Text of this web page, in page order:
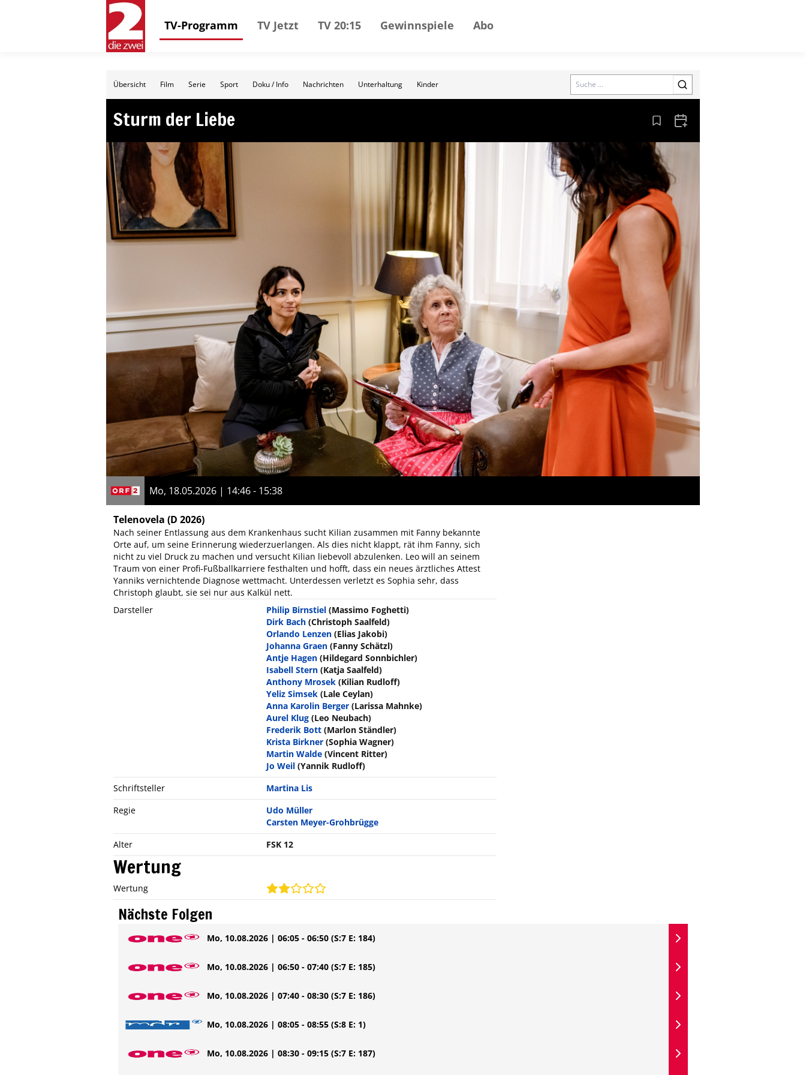
TV-Programm TV Jetzt TV 20:15 Gewinnspiele Abo
Übersicht Film Serie Sport Doku / Info Nachrichten Unterhaltung Kinder Search
Sturm der Liebe Aus den Lesezeichen entfernen
Zum Kalender hinzufügen
Mo, 18.05.2026 | 14:46 - 15:38
Telenovela (D 2026)
Nach seiner Entlassung aus dem Krankenhaus sucht Kilian zusammen mit Fanny bekannte
Orte auf, um seine Erinnerung wiederzuerlangen. Als dies nicht klappt, rät ihm Fanny, sich
nicht zu viel Druck zu machen und versucht Kilian liebevoll abzulenken. Leo will an seinem
Traum von einer Profi-Fußballkarriere festhalten und hofft, dass ein neues ärztliches Attest
Yanniks vernichtende Diagnose wettmacht. Unterdessen verletzt es Sophia sehr, dass
Christoph glaubt, sie sei nur aus Kalkül nett.
Darsteller
Philip Birnstiel (Massimo Foghetti)
Dirk Bach (Christoph Saalfeld)
Orlando Lenzen (Elias Jakobi)
Johanna Graen (Fanny Schätzl)
Antje Hagen (Hildegard Sonnbichler)
Isabell Stern (Katja Saalfeld)
Anthony Mrosek (Kilian Rudloff)
Yeliz Simsek (Lale Ceylan)
Anna Karolin Berger (Larissa Mahnke)
Aurel Klug (Leo Neubach)
Frederik Bott (Marlon Ständler)
Krista Birkner (Sophia Wagner)
Martin Walde (Vincent Ritter)
Jo Weil (Yannik Rudloff)
Schriftsteller
Martina Lis
Regie
Udo Müller
Carsten Meyer-Grohbrügge
Alter
FSK 12
Wertung
Wertung
Nächste Folgen
Mo, 10.08.2026 | 06:05 - 06:50 (S:7 E: 184)
Mo, 10.08.2026 | 06:50 - 07:40 (S:7 E: 185)
Mo, 10.08.2026 | 07:40 - 08:30 (S:7 E: 186)
Mo, 10.08.2026 | 08:05 - 08:55 (S:8 E: 1)
Mo, 10.08.2026 | 08:30 - 09:15 (S:7 E: 187)